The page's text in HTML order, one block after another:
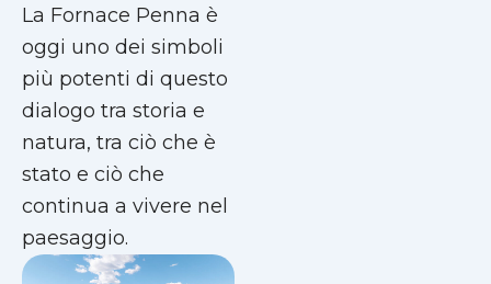
La Fornace Penna è
oggi uno dei simboli
più potenti di questo
dialogo tra storia e
natura, tra ciò che è
stato e ciò che
continua a vivere nel
paesaggio.